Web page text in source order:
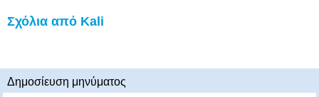
Σχόλια από Kali
Δημοσίευση μηνύματος